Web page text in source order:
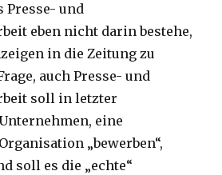
Presse- und
eben nicht darin bestehe,
in die Zeitung zu
auch Presse- und
soll in letzter
eine
„bewerben“,
soll es die „echte“